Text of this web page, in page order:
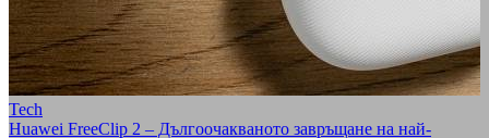
Tech
Huawei FreeClip 2 – Дългоочакваното завръщане на най-